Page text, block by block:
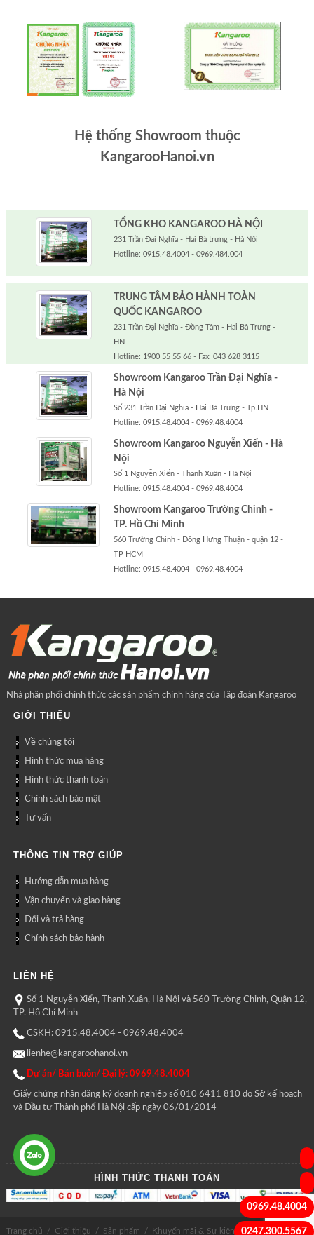
Hệ thống Showroom thuộc
KangarooHanoi.vn
TỔNG KHO KANGAROO HÀ NỘI
231 Trần Đại Nghĩa - Hai Bà trưng - Hà Nội
Hotline: 0915.48.4004 - 0969.484.004
TRUNG TÂM BẢO HÀNH TOÀN
QUỐC KANGAROO
231 Trần Đại Nghĩa - Đồng Tâm - Hai Bà Trưng -
HN
Hotline: 1900 55 55 66 - Fax: 043 628 3115
Showroom Kangaroo Trần Đại Nghĩa -
Hà Nội
Số 231 Trần Đại Nghĩa - Hai Bà Trưng - Tp.HN
Hotline: 0915.48.4004 - 0969.48.4004
Showroom Kangaroo Nguyễn Xiển - Hà
Nội
Số 1 Nguyễn Xiển - Thanh Xuân - Hà Nội
Hotline: 0915.48.4004 - 0969.48.4004
Showroom Kangaroo Trường Chinh -
TP. Hồ Chí Minh
560 Trường Chinh - Đông Hưng Thuận - quận 12 -
TP HCM
Hotline: 0915.48.4004 - 0969.48.4004
Nhà phân phối chính thức các sản phẩm chính hãng của Tập đoàn Kangaroo
GIỚI THIỆU
Về chúng tôi
Hình thức mua hàng
Hình thức thanh toán
Chính sách bảo mật
Tư vấn
THÔNG TIN TRỢ GIÚP
Hướng dẫn mua hàng
Vận chuyển và giao hàng
Đổi và trả hàng
Chính sách bảo hành
LIÊN HỆ
Số 1 Nguyễn Xiển, Thanh Xuân, Hà Nội và 560 Trường Chinh, Quận 12,
TP. Hồ Chí Minh
CSKH: 0915.48.4004 - 0969.48.4004
lienhe@kangaroohanoi.vn
Dự án/ Bán buôn/ Đại lý: 0969.48.4004
Giấy chứng nhận đăng ký doanh nghiệp số 010 6411 810 do Sở kế hoạch
và Đầu tư Thành phố Hà Nội cấp ngày 06/01/2014
HÌNH THỨC THANH TOÁN
Trang chủ / Giới thiệu / Sản phẩm / Khuyến mãi & Sự kiện / Tin tức
0247.300.5567
0969.48.4004